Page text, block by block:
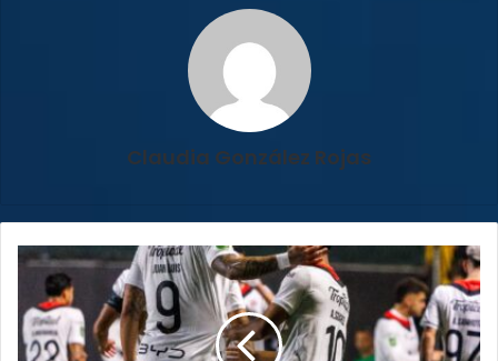
Claudia González Rojas
Alajuelense
vence
por
la
mínima